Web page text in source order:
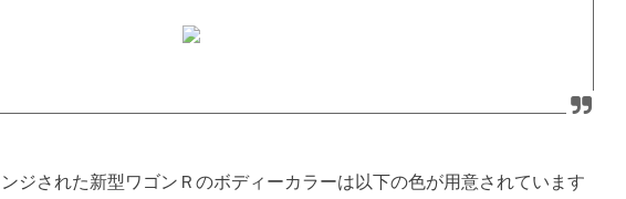
ジされた新型ワゴンＲのボディーカラーは以下の色が用意されています